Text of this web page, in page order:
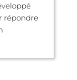
répondre